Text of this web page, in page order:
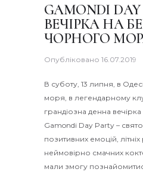
GAMONDI DAY
ВЕЧІРКА НА
ЧОРНОГО
Опубліковано 16.07.2019
В суботу, 13 липня, в
моря, в легендарному
грандіозна денна
Gamondi Day Party –
позитивних емоцій, літніх
неймовірно смачних
мали змогу